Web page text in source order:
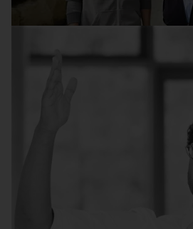
ACHEMA-Gründerpreis
Unter Strom:
Elektrosynthesen